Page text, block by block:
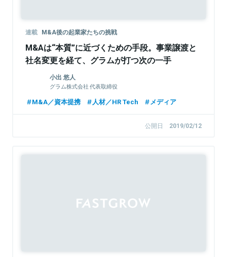
連載 M&A後の起業家たちの挑戦
M&Aは“本質”に近づくための手段。事業譲渡と
社名変更を経て、グラムが打つ次の一手
小出 悠人
グラム株式会社 代表取締役
M&A／資本提携 人材／HR Tech メディア
公開日 2019/02/12